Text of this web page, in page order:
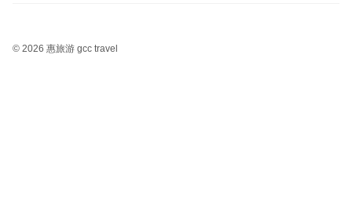
© 2026 惠旅游 gcc travel